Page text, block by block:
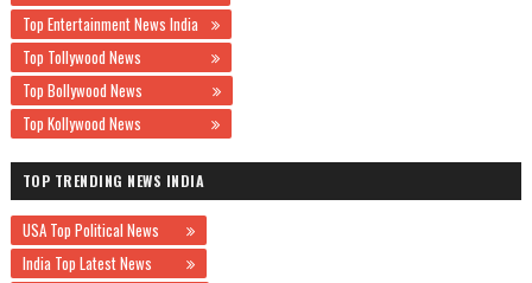
Top Entertainment News India
Top Tollywood News
Top Bollywood News
Top Kollywood News
TOP TRENDING NEWS INDIA
USA Top Political News
India Top Latest News